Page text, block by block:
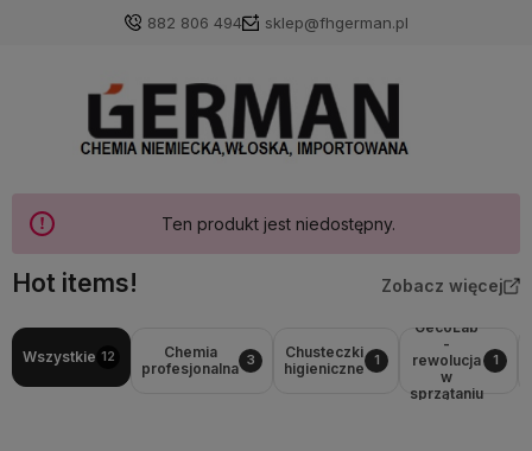
882 806 494 sklep@fhgerman.pl
Ten produkt jest niedostępny.
Hot items! Zobacz więcej
Wszystkie 12
Chemia
profesjonalna 3
Chusteczki
higieniczne
1
GecoLab
-
rewolucja
w
sprzątaniu
1